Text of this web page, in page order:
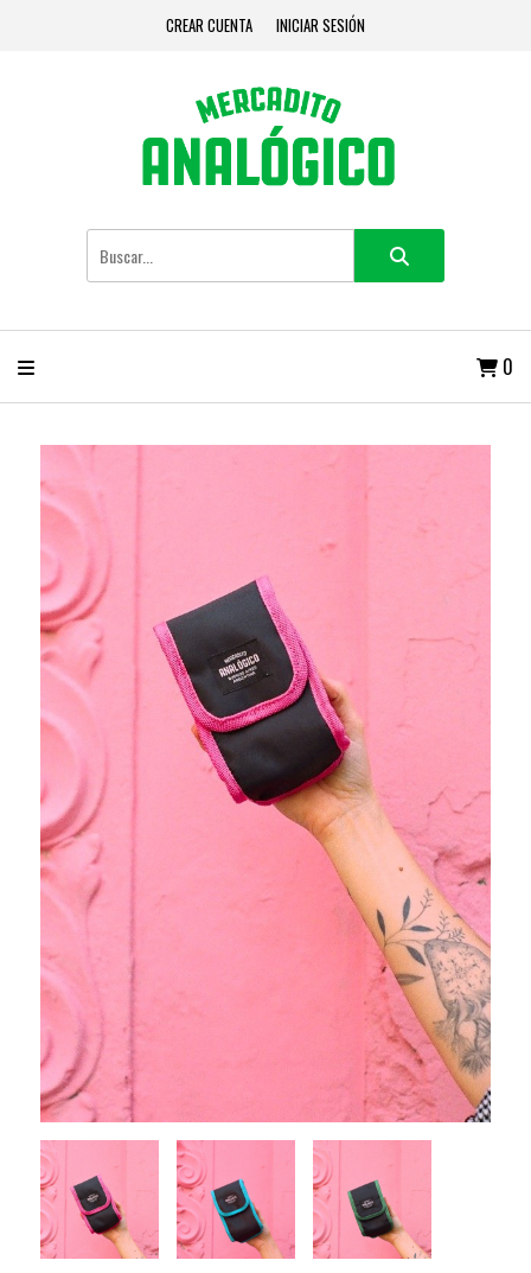
CREAR CUENTA INICIAR SESIÓN
0